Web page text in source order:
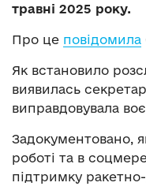
травні 2025 року.
Про це повідомила
Як встановило
виявилась
виправдовувала
Задокументовано,
роботі та в
підтримку